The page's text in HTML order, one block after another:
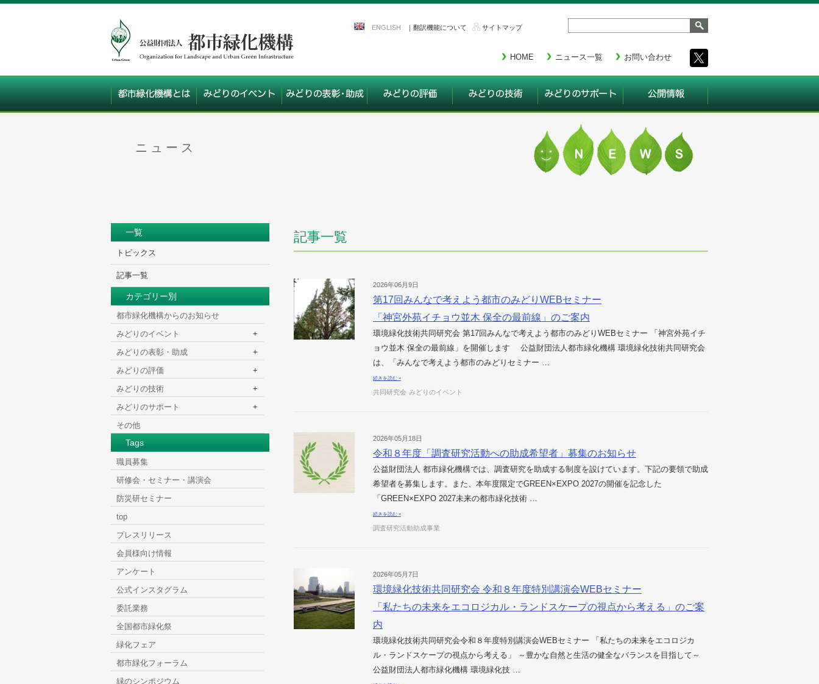
HOME ニュース一覧 お問い合わせ
ENGLISH ｜翻訳機能について サイトマップ
ニュース
記事一覧
2026年06月9日
第17回みんなで考えよう都市のみどりWEBセミナー
「神宮外苑イチョウ並木 保全の最前線」のご案内
環境緑化技術共同研究会 第17回みんなで考えよう都市のみどりWEBセミナー 「神宮外苑イチ
ョウ並木 保全の最前線」を開催します 公益財団法人都市緑化機構 環境緑化技術共同研究会
は、「みんなで考えよう都市のみどりセミナー …
続きを読む »
共同研究会 みどりのイベント
2026年05月18日
令和８年度「調査研究活動への助成希望者」募集のお知らせ
公益財団法人 都市緑化機構では、調査研究を助成する制度を設けています。下記の要領で助成
希望者を募集します。また、本年度限定でGREEN×EXPO 2027の開催を記念した
「GREEN×EXPO 2027未来の都市緑化技術 …
続きを読む »
調査研究活動助成事業
2026年05月7日
環境緑化技術共同研究会 令和８年度特別講演会WEBセミナー
「私たちの未来をエコロジカル・ランドスケープの視点から考える」のご案
内
環境緑化技術共同研究会令和８年度特別講演会WEBセミナー 「私たちの未来をエコロジカ
ル・ランドスケープの視点から考える」 ～豊かな自然と生活の健全なバランスを目指して～
公益財団法人都市緑化機構 環境緑化技 …
一覧
トピックス
記事一覧
カテゴリー別
都市緑化機構からのお知らせ
+
みどりのイベント
+
みどりの表彰・助成
+
みどりの評価
+
みどりの技術
+
みどりのサポート
その他
Tags
職員募集
研修会・セミナー・講演会
防災研セミナー
top
プレスリリース
会員様向け情報
アンケート
公式インスタグラム
委託業務
全国都市緑化祭
緑化フェア
都市緑化フォーラム
緑のシンポジウム